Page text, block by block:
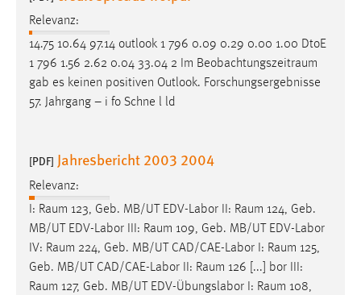
Relevanz:
14.75 10.64 97.14 outlook 1 796 0.09 0.29 0.00 1.00 DtoE
1 796 1.56 2.62 0.04 33.04 2 Im Beobachtungszeitraum
gab es keinen positiven Outlook. Forschungsergebnisse
57. Jahrgang – i fo Schne l ld
[PDF] Jahresbericht 2003 2004
Relevanz:
I: Raum 123, Geb. MB/UT EDV-Labor II: Raum 124, Geb.
MB/UT EDV-Labor III: Raum 109, Geb. MB/UT EDV-Labor
IV: Raum 224, Geb. MB/UT CAD/CAE-Labor I: Raum 125,
Geb. MB/UT CAD/CAE-Labor II: Raum 126 [...] bor III:
Raum 127, Geb. MB/UT EDV-Übungslabor I: Raum 108,